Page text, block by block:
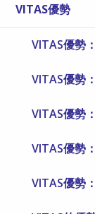
VITAS優勢
VITAS優勢
VITAS優勢
VITAS優勢
VITAS優勢
VITAS優勢